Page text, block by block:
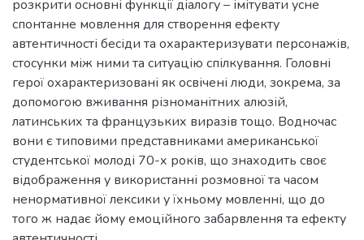
розкрити основні функції діалогу – імітувати усне
спонтанне мовлення для створення ефекту
автентичності бесіди та охарактеризувати персонажів,
стосунки між ними та ситуацію спілкування. Головні
герої охарактеризовані як освічені люди, зокрема, за
допомогою вживання різноманітних алюзій,
латинських та французьких виразів тощо. Водночас
вони є типовими представниками американської
студентської молоді 70-х років, що знаходить своє
відображення у використанні розмовної та часом
ненормативної лексики у їхньому мовленні, що до
того ж надає йому емоційного забарвлення та ефекту